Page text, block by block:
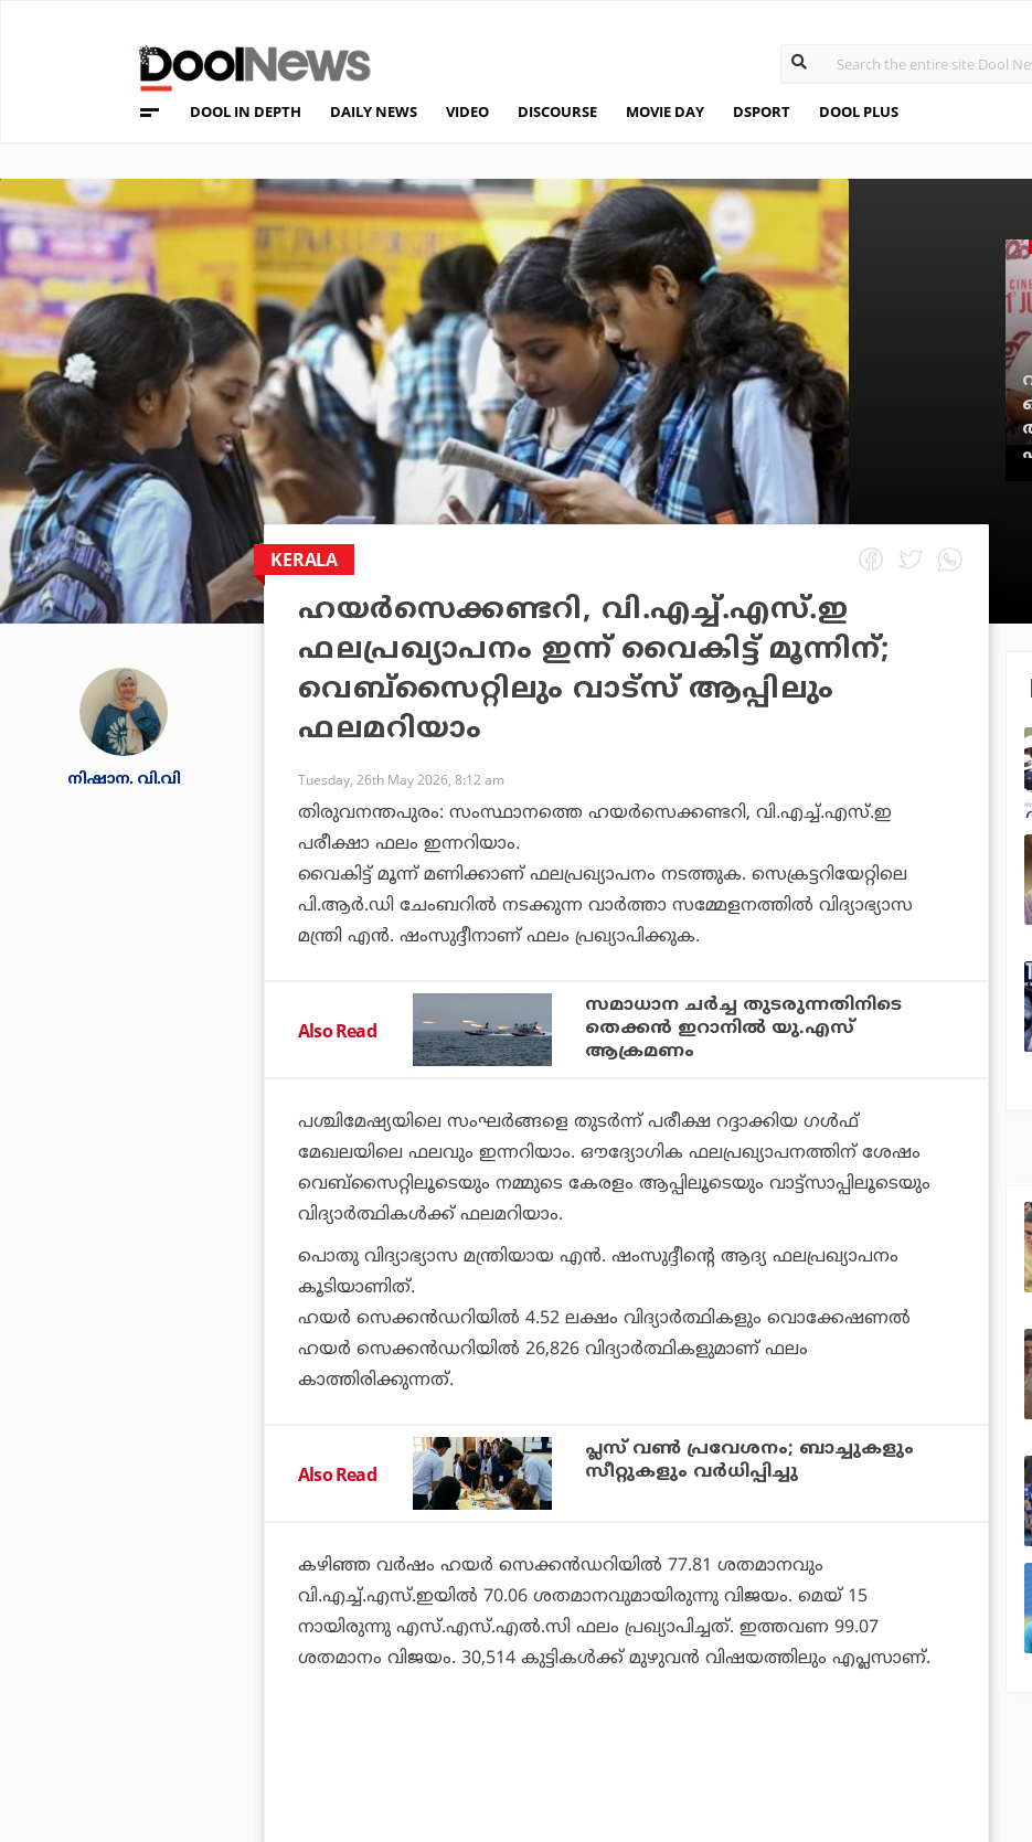
DOOL IN DEPTH DAILY NEWS VIDEO DISCOURSE MOVIE DAY DSPORT DOOL PLUS
നിഷാന. വി.വി
KERALA
ഹയര്‍സെക്കണ്ടറി, വി.എച്ച്.എസ്.ഇ
ഫലപ്രഖ്യാപനം ഇന്ന് വൈകിട്ട് മൂന്നിന്;
വെബ്‌സൈറ്റിലും വാട്‌സ് ആപ്പിലും
ഫലമറിയാം
Tuesday, 26th May 2026, 8:12 am
തിരുവനന്തപുരം: സംസ്ഥാനത്തെ ഹയര്‍സെക്കണ്ടറി, വി.എച്ച്.എസ്.ഇ
പരീക്ഷാ ഫലം ഇന്നറിയാം.
വൈകിട്ട് മൂന്ന് മണിക്കാണ് ഫലപ്രഖ്യാപനം നടത്തുക. സെക്രട്ടറിയേറ്റിലെ
പി.ആര്‍.ഡി ചേംബറില്‍ നടക്കുന്ന വാര്‍ത്താ സമ്മേളനത്തില്‍ വിദ്യാഭ്യാസ
മന്ത്രി എന്‍. ഷംസുദ്ദീനാണ് ഫലം പ്രഖ്യാപിക്കുക.
Also Read
സമാധാന ചര്‍ച്ച തുടരുന്നതിനിടെ
തെക്കന്‍ ഇറാനില്‍ യു.എസ്
ആക്രമണം
പശ്ചിമേഷ്യയിലെ സംഘര്‍ങ്ങളെ തുടര്‍ന്ന് പരീക്ഷ റദ്ദാക്കിയ ഗള്‍ഫ്
മേഖലയിലെ ഫലവും ഇന്നറിയാം. ഔദ്യോഗിക ഫലപ്രഖ്യാപനത്തിന് ശേഷം
വെബ്‌സൈറ്റിലൂടെയും നമ്മുടെ കേരളം ആപ്പിലൂടെയും വാട്ട്‌സാപ്പിലൂടെയും
വിദ്യാര്‍ത്ഥികള്‍ക്ക് ഫലമറിയാം.
പൊതു വിദ്യാഭ്യാസ മന്ത്രിയായ എന്‍. ഷംസുദ്ദീന്റെ ആദ്യ ഫലപ്രഖ്യാപനം
കൂടിയാണിത്.
ഹയര്‍ സെക്കന്‍ഡറിയില്‍ 4.52 ലക്ഷം വിദ്യാര്‍ത്ഥികളും വൊക്കേഷണല്‍
ഹയര്‍ സെക്കന്‍ഡറിയില്‍ 26,826 വിദ്യാര്‍ത്ഥികളുമാണ് ഫലം
കാത്തിരിക്കുന്നത്.
Also Read
പ്ലസ് വണ്‍ പ്രവേശനം; ബാച്ചുകളും
സീറ്റുകളും വര്‍ധിപ്പിച്ചു
കഴിഞ്ഞ വര്‍ഷം ഹയര്‍ സെക്കന്‍ഡറിയില്‍ 77.81 ശതമാനവും
വി.എച്ച്.എസ്.ഇയില്‍ 70.06 ശതമാനവുമായിരുന്നു വിജയം. മെയ് 15
നായിരുന്നു എസ്.എസ്.എല്‍.സി ഫലം പ്രഖ്യാപിച്ചത്. ഇത്തവണ 99.07
ശതമാനം വിജയം. 30,514 കുട്ടികള്‍ക്ക് മുഴുവന്‍ വിഷയത്തിലും എപ്ലസാണ്.